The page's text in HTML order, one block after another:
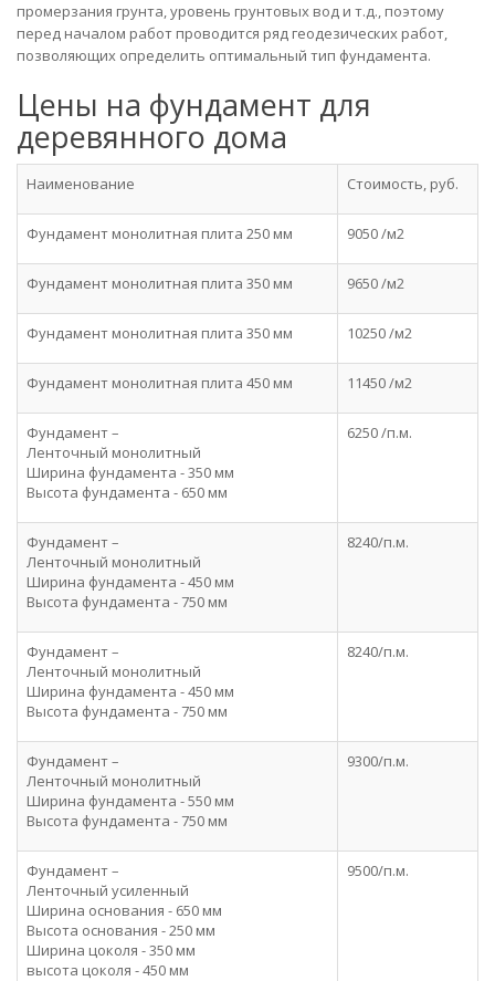
промерзания грунта, уровень грунтовых вод и т.д., поэтому
перед началом работ проводится ряд геодезических работ,
позволяющих определить оптимальный тип фундамента.
Цены на фундамент для
деревянного дома
Наименование Стоимость, руб.
Фундамент монолитная плита 250 мм 9050 /м2
Фундамент монолитная плита 350 мм 9650 /м2
Фундамент монолитная плита 350 мм 10250 /м2
Фундамент монолитная плита 450 мм 11450 /м2
Фундамент –
Ленточный монолитный
Ширина фундамента - 350 мм
Высота фундамента - 650 мм
6250 /п.м.
Фундамент –
Ленточный монолитный
Ширина фундамента - 450 мм
Высота фундамента - 750 мм
8240/п.м.
Фундамент –
Ленточный монолитный
Ширина фундамента - 450 мм
Высота фундамента - 750 мм
8240/п.м.
Фундамент –
Ленточный монолитный
Ширина фундамента - 550 мм
Высота фундамента - 750 мм
9300/п.м.
Фундамент –
Ленточный усиленный
Ширина основания - 650 мм
Высота основания - 250 мм
Ширина цоколя - 350 мм
высота цоколя - 450 мм
9500/п.м.